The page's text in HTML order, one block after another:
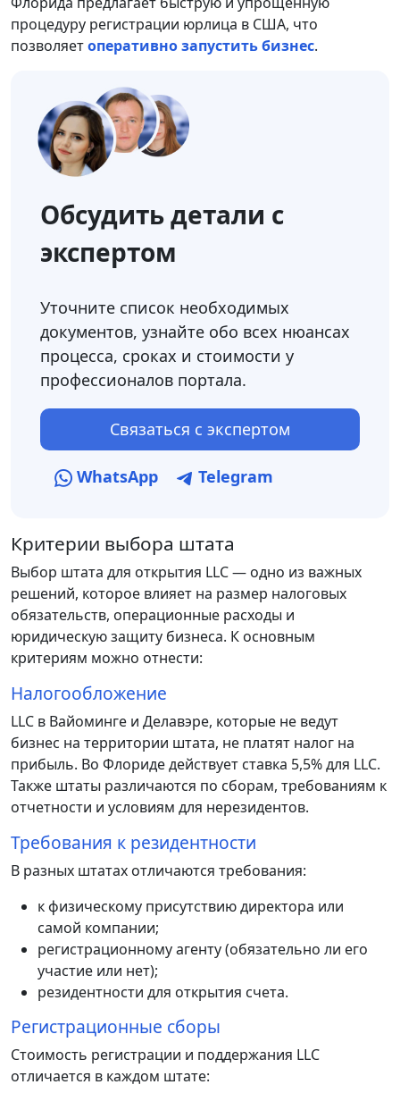
процедуру регистрации юрлица в США, что
позволяетоперативно запустить бизнес.
Обсудить детали с
экспертом
Уточните список необходимых
документов, узнайте обо всех нюансах
процесса, сроках и стоимости у
профессионалов портала.
Связаться с экспертом
WhatsApp Telegram
Критерии выбора штата
Выбор штата для открытия LLC — одно из важных
решений, которое влияет на размер налоговых
обязательств, операционные расходы и
юридическую защиту бизнеса. К основным
критериям можно отнести:
Налогообложение
LLC в Вайоминге и Делавэре, которые не ведут
бизнес на территории штата, не платят налог на
прибыль. Во Флориде действует ставка 5,5% для LLC.
Также штаты различаются по сборам, требованиям к
отчетности и условиям для нерезидентов.
Требования к резидентности
В разных штатах отличаются требования:
к физическому присутствию директора или
самой компании;
регистрационному агенту (обязательно ли его
участие или нет);
резидентности для открытия счета.
Регистрационные сборы
Стоимость регистрации и поддержания LLC
отличается в каждом штате: